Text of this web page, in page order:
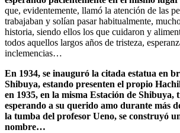
que, evidentemente, llamó la atención de las
trabajaban y solían pasar habitualmente,
historia, siendo ellos los que cuidaron y
todos aquellos largos años de tristeza,
inclemencias…
En 1934, se inauguró la citada estatua en
Shibuya, estando presenten el propio
en 1935, en la misma Estación de Shibuya,
esperando a su querido amo durante más
la tumba del profesor Ueno, se construyó
nombre…